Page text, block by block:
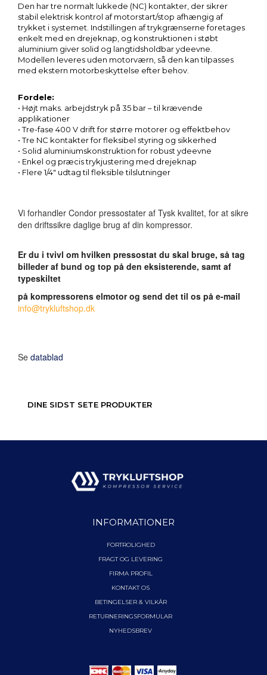
Den har tre normalt lukkede (NC) kontakter, der sikrer
stabil elektrisk kontrol af motorstart/stop afhængig af
trykket i systemet. Indstillingen af trykgrænserne foretages
enkelt med en drejeknap, og konstruktionen i støbt
aluminium giver solid og langtidsholdbar ydeevne.
Modellen leveres uden motorværn, så den kan tilpasses
med ekstern motorbeskyttelse efter behov.
Fordele:
• Højt maks. arbejdstryk på 35 bar – til krævende
applikationer
• Tre-fase 400 V drift for større motorer og effektbehov
• Tre NC kontakter for fleksibel styring og sikkerhed
• Solid aluminiumskonstruktion for robust ydeevne
• Enkel og præcis trykjustering med drejeknap
• Flere 1/4″ udtag til fleksible tilslutninger
Vi forhandler Condor pressostater af Tysk kvalitet, for at sikre
den driftssikre daglige brug af din kompressor.
Er du i tvivl om hvilken pressostat du skal bruge, så tag
billeder af bund og top på den eksisterende, samt af
typeskiltet
på kompressorens elmotor og send det til os på e-mail
info@trykluftshop.dk
Se datablad
DINE SIDST SETE PRODUKTER
INFORMATIONER
FORTROLIGHED
FRAGT OG LEVERING
FIRMA PROFIL
KONTAKT OS
BETINGELSER & VILKÅR
RETURNERINGSFORMULAR
NYHEDSBREV